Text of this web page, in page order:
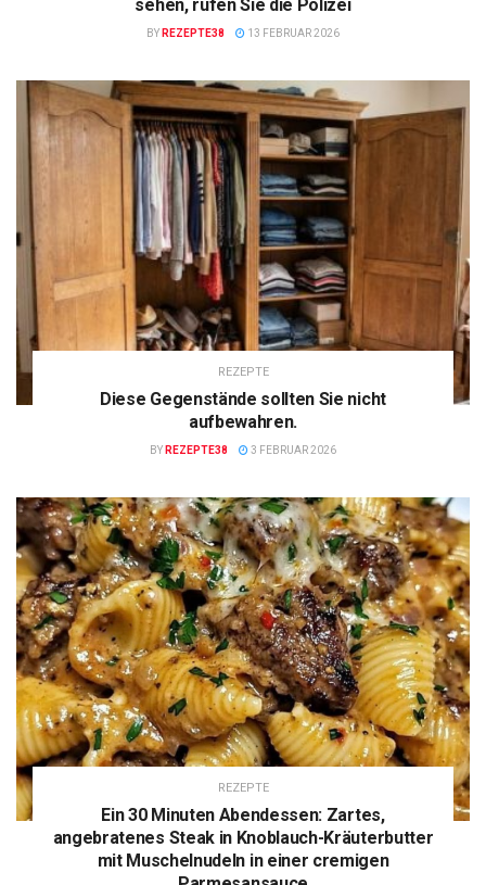
sehen, rufen Sie die Polizei
BY REZEPTE38 13 FEBRUAR 2026
REZEPTE
Diese Gegenstände sollten Sie nicht
aufbewahren.
BY REZEPTE38 3 FEBRUAR 2026
REZEPTE
Ein 30 Minuten Abendessen: Zartes,
angebratenes Steak in Knoblauch-Kräuterbutter
mit Muschelnudeln in einer cremigen